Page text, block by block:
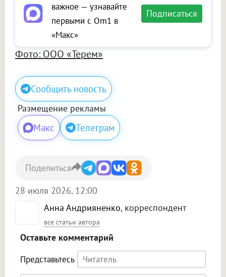
важное — узнавайте
первыми с Om1 в
«Макс»
Подписаться
Фото: ООО «Терем»
Сообщить новость
Размещение рекламы
Макс Телеграм
Анна Андрияненко, корреспондент
все статьи автора
28 июля 2026, 12:00
Поделиться
Оставьте комментарий
Представьтесь